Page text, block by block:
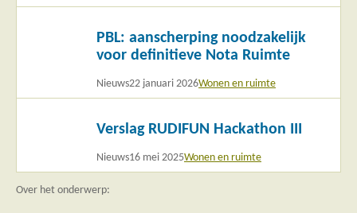
PBL: aanscherping noodzakelijk
voor definitieve Nota Ruimte
Nieuws22 januari 2026Wonen en ruimte
Verslag RUDIFUN Hackathon III
Nieuws16 mei 2025Wonen en ruimte
Over het onderwerp: